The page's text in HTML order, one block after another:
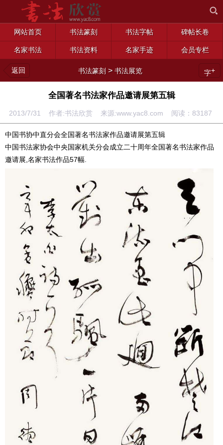
网站首页 书法篆刻 书法字帖 碑帖长卷
名家书法 书法资料 名家手迹 会员专栏
返回 书法篆刻 >书法展览 字+
全国著名书法家作品邀请展第五辑
2013/7/31 作者:书法欣赏 来源:www.yac8.com 阅读： 83187
中国书协中直分会全国著名书法家作品邀请展第五辑
中国书法家协会中央国家机关分会成立二十周年全国著名书法家作品
邀请展,名家书法作品57幅.